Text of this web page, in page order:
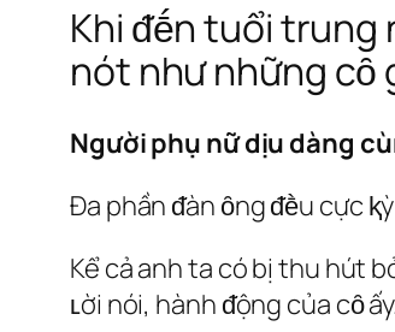
Khi ᵭḗn tuổi trung
nót như những cȏ
Người phụ nữ dịu dàng
Đa phần ᵭàn ȏng ᵭḕu cực
Kể cả anh ta có bị thu hút
ʟời nói, hành ᵭộng của cȏ